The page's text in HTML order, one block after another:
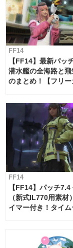
FF14
【FF14】最新パッ
潜水艦の全海路と
のまとめ！【フリ
FF14
【FF14】パッチ
（新式IL770用素材
イマー付き！タイ